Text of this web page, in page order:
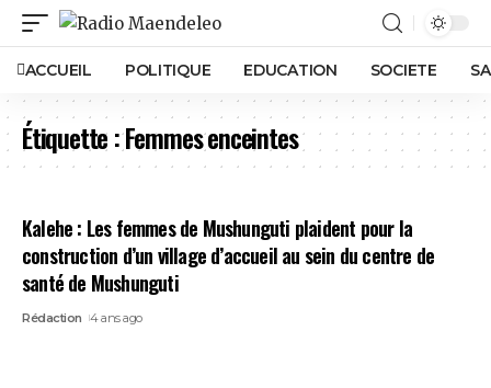
ACCUEIL POLITIQUE EDUCATION SOCIETE
Étiquette :Femmes enceintes
Kalehe : Les femmes de Mushunguti plaident pour la
construction d’un village d’accueil au sein du centre de
santé de Mushunguti
Rédaction 4 ans ago